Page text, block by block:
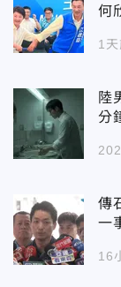
何
1天
陸
分
傳
一
16